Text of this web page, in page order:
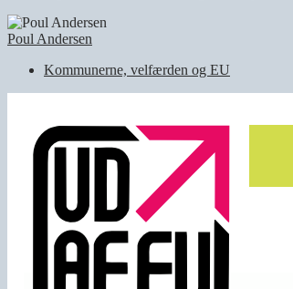
Poul Andersen
Kommunerne, velfærden og EU